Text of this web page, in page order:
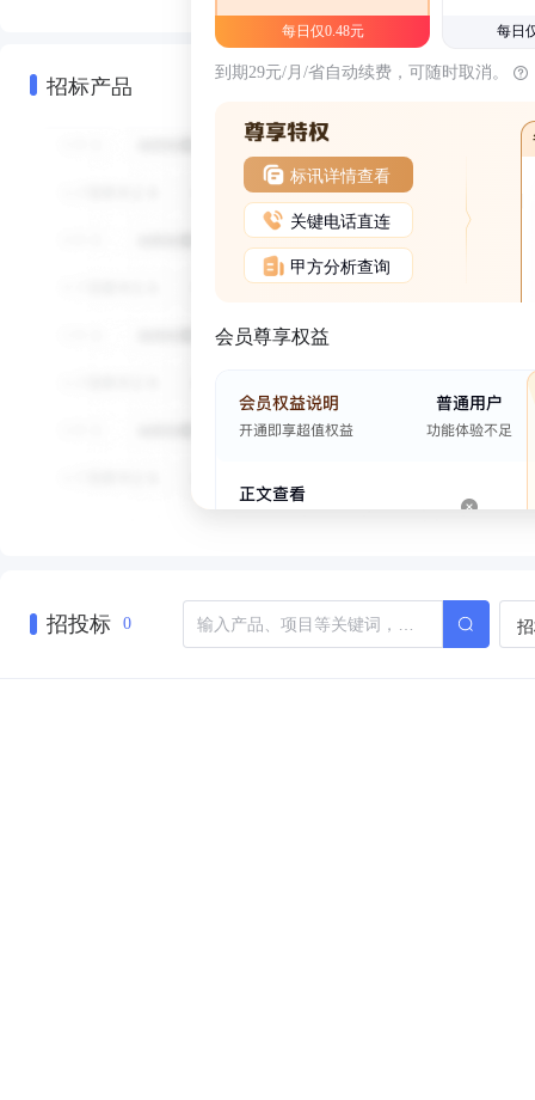
招标产品
每日仅0.48元 每日
到期29元/月/省自动续费，可随时取消。
标讯详情查看
关键电话直连
甲方分析查询
会员尊享权益
招投标 0